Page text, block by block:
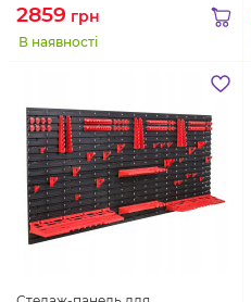
2859 грн
В наявності